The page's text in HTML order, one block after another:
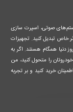
صوتی، اسپرت سازی
خاص تبدیل کنید. تجهیزات
دنیا همگام هستند. اگر به
را متحول کنید، من
خرید کنید و بر تجربه